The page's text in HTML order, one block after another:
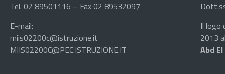
Tel. 02 89501116 – Fax 02 89532097
E-mail:
miis02200c@istruzione.it
MIIS02200C@PEC.ISTRUZIONE.IT
Il logo
2013
Abd El